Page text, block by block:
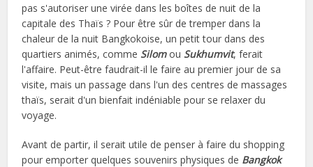
pas s'autoriser une virée dans les boîtes de nuit de la
capitale des Thaïs ? Pour être sûr de tremper dans la
chaleur de la nuit Bangkokoise, un petit tour dans des
quartiers animés, comme Silomou Sukhumvit, ferait
l'affaire. Peut-être faudrait-il le faire au premier jour de sa
visite, mais un passage dans l'un des centres de massages
thaïs, serait d'un bienfait indéniable pour se relaxer du
voyage.
Avant de partir, il serait utile de penser à faire du shopping
pour emporter quelques souvenirs physiques de Bangkok